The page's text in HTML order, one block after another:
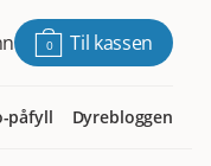
0 Til kassen
påfyll Dyrebloggen